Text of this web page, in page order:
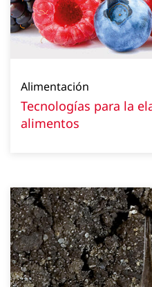
Alimentación
Tecnologías para la
alimentos